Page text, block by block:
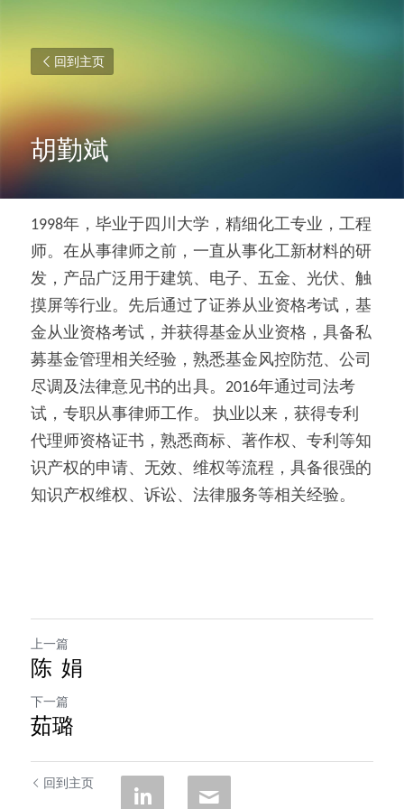
回到主页
胡勤斌
1998年，毕业于四川大学，精细化工专业，工程
师。在从事律师之前，一直从事化工新材料的研
发，产品广泛用于建筑、电子、五金、光伏、触
摸屏等行业。先后通过了证券从业资格考试，基
金从业资格考试，并获得基金从业资格，具备私
募基金管理相关经验，熟悉基金风控防范、公司
尽调及法律意见书的出具。2016年通过司法考
试，专职从事律师工作。 执业以来，获得专利
代理师资格证书，熟悉商标、著作权、专利等知
识产权的申请、无效、维权等流程，具备很强的
知识产权维权、诉讼、法律服务等相关经验。
上一篇
陈 娟
下一篇
茹璐
回到主页